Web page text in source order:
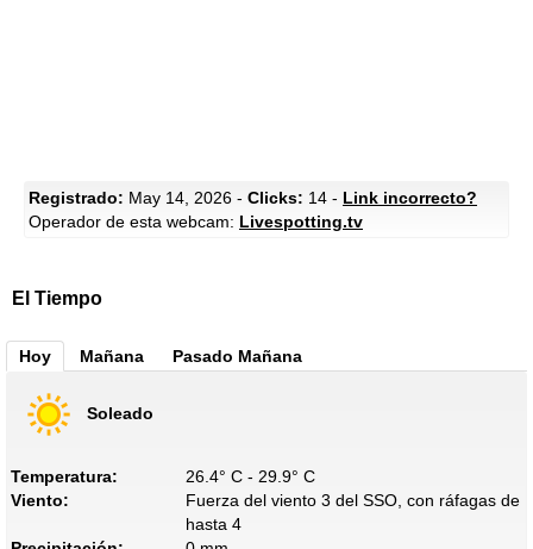
Registrado: May 14, 2026 - Clicks: 14 - Link incorrecto?
Operador de esta webcam: Livespotting.tv
El Tiempo
Hoy Mañana Pasado Mañana
Soleado
Temperatura:
26.4° C - 29.9° C
Viento:
Fuerza del viento 3 del SSO, con ráfagas de
hasta 4